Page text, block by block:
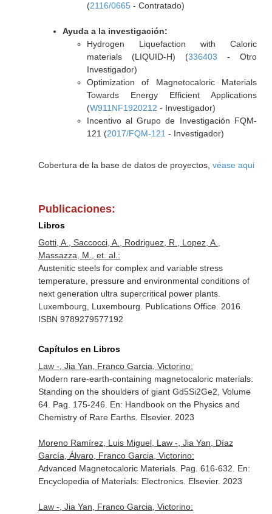
(2116/0665- Contratado)
Ayuda a la investigación:
Hydrogen Liquefaction with Caloric
materials (LIQUID-H) (336403 - Otro
Investigador)
Optimization of Magnetocaloric Materials
Towards Energy Efficient Applications
(W911NF1920212 - Investigador)
Incentivo al Grupo de Investigación FQM-
121 (2017/FQM-121 - Investigador)
Cobertura de la base de datos de proyectos, véase aqui
Publicaciones:
Libros
Gotti, A., Saccocci, A., Rodriguez, R., Lopez, A.,
Massazza, M., et. al.:
Austenitic steels for complex and variable stress
temperature, pressure and environmental conditions of
next generation ultra supercritical power plants.
Luxembourg, Luxembourg. Publications Office. 2016.
ISBN 9789279577192
Capítulos en Libros
Law -, Jia Yan, Franco Garcia, Victorino:
Modern rare-earth-containing magnetocaloric materials:
Standing on the shoulders of giant Gd5Si2Ge2, Volume
64. Pag. 175-246. En: Handbook on the Physics and
Chemistry of Rare Earths. Elsevier. 2023
Moreno Ramírez, Luis Miguel, Law -, Jia Yan, Díaz
García, Álvaro, Franco Garcia, Victorino:
Advanced Magnetocaloric Materials. Pag. 616-632. En:
Encyclopedia of Materials: Electronics. Elsevier. 2023
Law -, Jia Yan, Franco Garcia, Victorino: